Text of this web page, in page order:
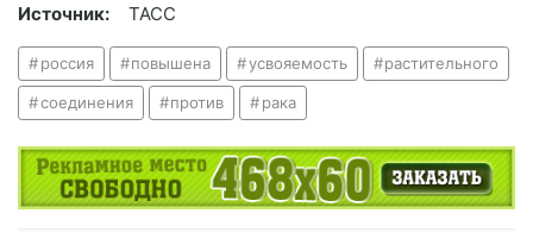
Источник:
ТАСС
россия повышена усвояемость растительного
соединения против рака